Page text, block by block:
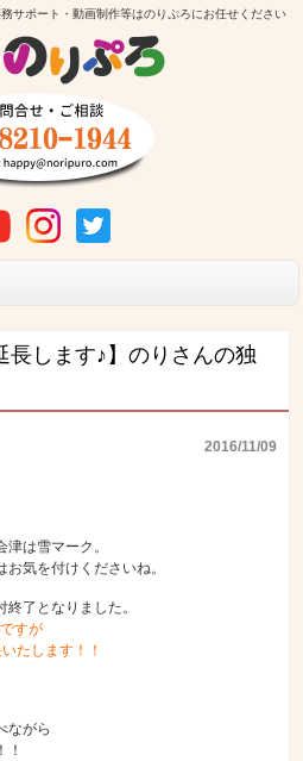
サポート・動画制作等はのりぷろにお任せください
長します♪】のりさんの独
2016/11/09
は雪マーク。
気を付けくださいね。
了となりました。
すが
たします！！
ながら
！